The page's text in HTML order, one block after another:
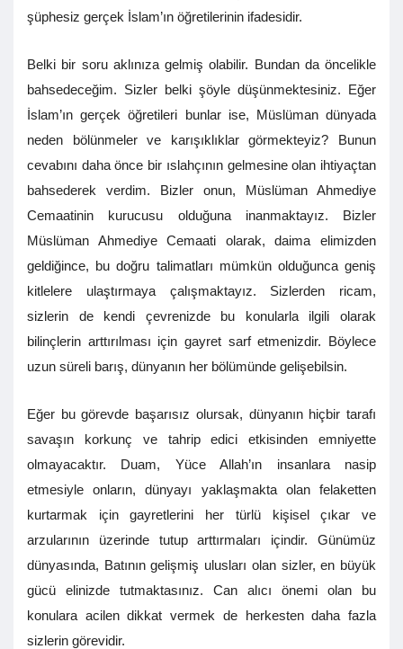
şüphesiz gerçek İslam’ın öğretilerinin ifadesidir.
Belki bir soru aklınıza gelmiş olabilir. Bundan da öncelikle
bahsedeceğim. Sizler belki şöyle düşünmektesiniz. Eğer
İslam’ın gerçek öğretileri bunlar ise, Müslüman dünyada
neden bölünmeler ve karışıklıklar görmekteyiz? Bunun
cevabını daha önce bir ıslahçının gelmesine olan ihtiyaçtan
bahsederek verdim. Bizler onun, Müslüman Ahmediye
Cemaatinin kurucusu olduğuna inanmaktayız. Bizler
Müslüman Ahmediye Cemaati olarak, daima elimizden
geldiğince, bu doğru talimatları mümkün olduğunca geniş
kitlelere ulaştırmaya çalışmaktayız. Sizlerden ricam,
sizlerin de kendi çevrenizde bu konularla ilgili olarak
bilinçlerin arttırılması için gayret sarf etmenizdir. Böylece
uzun süreli barış, dünyanın her bölümünde gelişebilsin.
Eğer bu görevde başarısız olursak, dünyanın hiçbir tarafı
savaşın korkunç ve tahrip edici etkisinden emniyette
olmayacaktır. Duam, Yüce Allah’ın insanlara nasip
etmesiyle onların, dünyayı yaklaşmakta olan felaketten
kurtarmak için gayretlerini her türlü kişisel çıkar ve
arzularının üzerinde tutup arttırmaları içindir. Günümüz
dünyasında, Batının gelişmiş ulusları olan sizler, en büyük
gücü elinizde tutmaktasınız. Can alıcı önemi olan bu
konulara acilen dikkat vermek de herkesten daha fazla
sizlerin görevidir.